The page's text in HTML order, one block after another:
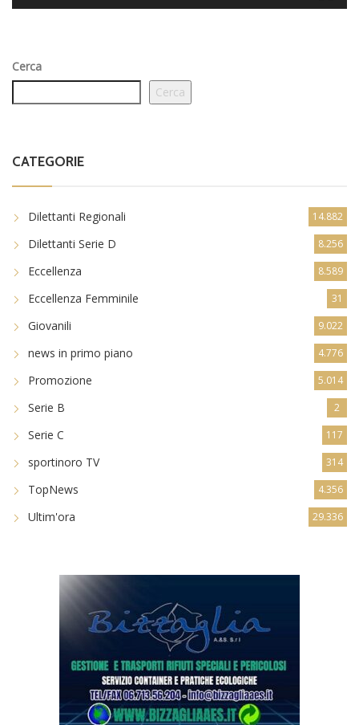
Cerca
Cerca
CATEGORIE
Dilettanti Regionali 14.882
Dilettanti Serie D 8.256
Eccellenza 8.589
Eccellenza Femminile 31
Giovanili 9.022
news in primo piano 4.776
Promozione 5.014
Serie B 2
Serie C 117
sportinoro TV 314
TopNews 4.356
Ultim'ora 29.336